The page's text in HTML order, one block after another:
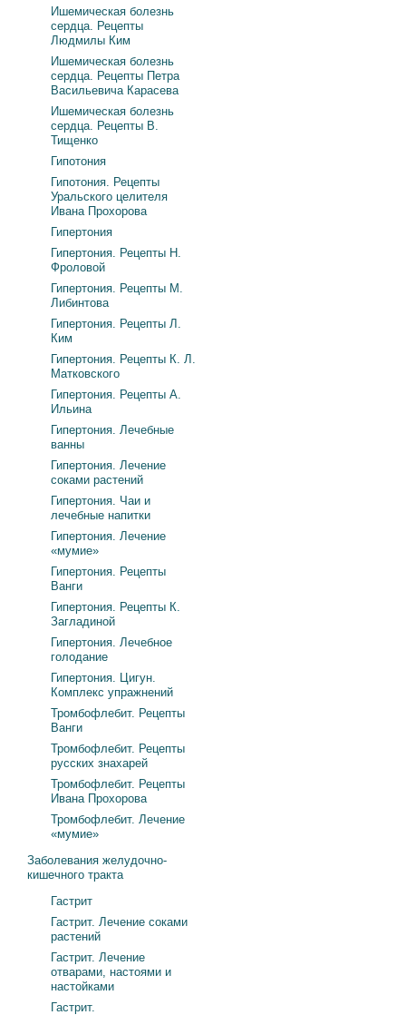
Ишемическая болезнь
сердца. Рецепты
Людмилы Ким
Ишемическая болезнь
сердца. Рецепты Петра
Васильевича Карасева
Ишемическая болезнь
сердца. Рецепты В.
Тищенко
Гипотония
Гипотония. Рецепты
Уральского целителя
Ивана Прохорова
Гипертония
Гипертония. Рецепты Н.
Фроловой
Гипертония. Рецепты М.
Либинтова
Гипертония. Рецепты Л.
Ким
Гипертония. Рецепты К. Л.
Матковского
Гипертония. Рецепты А.
Ильина
Гипертония. Лечебные
ванны
Гипертония. Лечение
соками растений
Гипертония. Чаи и
лечебные напитки
Гипертония. Лечение
«мумие»
Гипертония. Рецепты
Ванги
Гипертония. Рецепты К.
Загладиной
Гипертония. Лечебное
голодание
Гипертония. Цигун.
Комплекс упражнений
Тромбофлебит. Рецепты
Ванги
Тромбофлебит. Рецепты
русских знахарей
Тромбофлебит. Рецепты
Ивана Прохорова
Тромбофлебит. Лечение
«мумие»
Заболевания желудочно-
кишечного тракта
Гастрит
Гастрит. Лечение соками
растений
Гастрит. Лечение
отварами, настоями и
настойками
Гастрит.